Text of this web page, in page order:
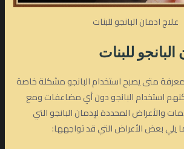
علاج ادمان البانجو للبنات
البانجو للبنات
متى يصبح استخدام البانجو مشكلة خاصة
استخدام البانجو دون أي مضاعفات ومع
والأعراض المحددة لإدمان البانجو التي
يلي بعض الأعراض التي قد تواجهها: